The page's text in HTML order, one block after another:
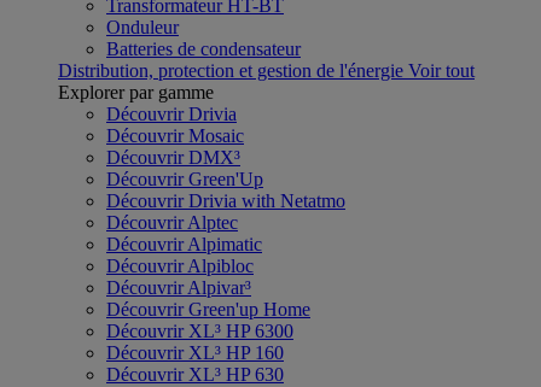
Transformateur HT-BT
Onduleur
Batteries de condensateur
Distribution, protection et gestion de l'énergie Voir tout
Explorer par gamme
Découvrir Drivia
Découvrir Mosaic
Découvrir DMX³
Découvrir Green'Up
Découvrir Drivia with Netatmo
Découvrir Alptec
Découvrir Alpimatic
Découvrir Alpibloc
Découvrir Alpivar³
Découvrir Green'up Home
Découvrir XL³ HP 6300
Découvrir XL³ HP 160
Découvrir XL³ HP 630